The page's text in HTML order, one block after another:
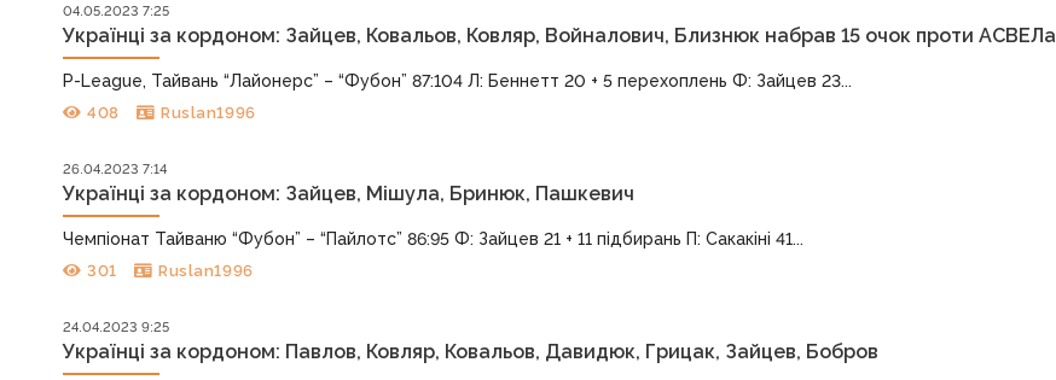
04.05.2023 7:25
Українці за кордоном: Зайцев, Ковальов, Ковляр, Войналович, Близнюк набрав 15 очок проти АСВЕЛа
P-League, Тайвань “Лайонерс” – “Фубон” 87:104 Л: Беннетт 20 + 5 перехоплень Ф: Зайцев 23...
408 Ruslan1996
26.04.2023 7:14
Українці за кордоном: Зайцев, Мішула, Бринюк, Пашкевич
Чемпіонат Тайваню “Фубон” – “Пайлотс” 86:95 Ф: Зайцев 21 + 11 підбирань П: Сакакіні 41...
301 Ruslan1996
24.04.2023 9:25
Українці за кордоном: Павлов, Ковляр, Ковальов, Давидюк, Грицак, Зайцев, Бобров